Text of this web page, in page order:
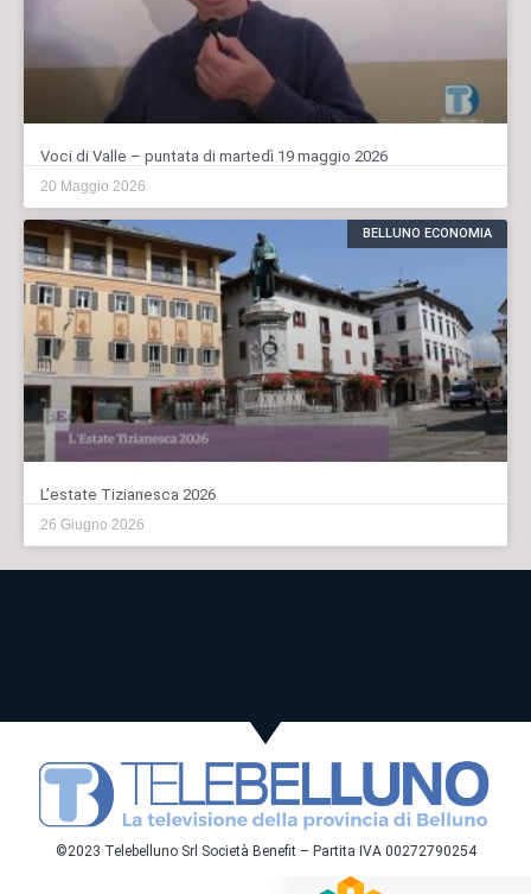
Voci di Valle – puntata di martedì 19 maggio 2026
20 Maggio 2026
BELLUNO ECONOMIA
L’estate Tizianesca 2026
26 Giugno 2026
©2023 Telebelluno Srl Società Benefit – Partita IVA 00272790254